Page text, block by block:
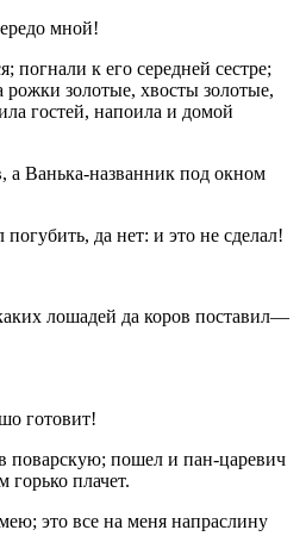
мной!
погнали к его середней сестре;
рожки золотые, хвосты золотые,
гостей, напоила и домой
а Ванька-названник под окном
да нет: и это не сделал!
лошадей да коров поставил—
готовит!
поварскую; пошел и пан-царевич
горько плачет.
это все на меня напраслину